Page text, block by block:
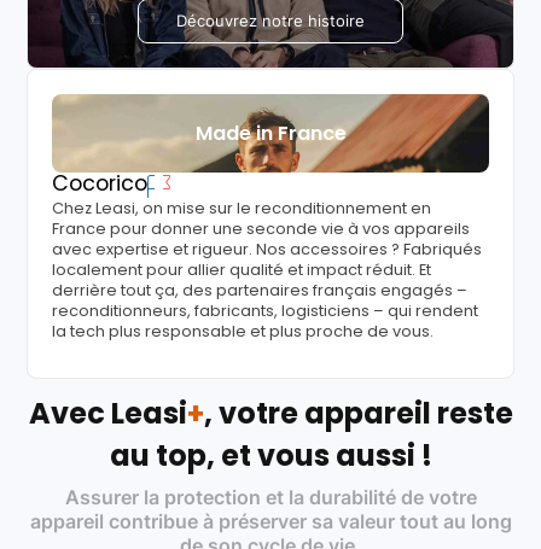
Découvrez notre histoire
Made in France
Cocorico
Chez Leasi, on mise sur le reconditionnement en
France pour donner une seconde vie à vos appareils
avec expertise et rigueur. Nos accessoires ? Fabriqués
localement pour allier qualité et impact réduit. Et
derrière tout ça, des partenaires français engagés –
reconditionneurs, fabricants, logisticiens – qui rendent
la tech plus responsable et plus proche de vous.
Avec Leasi+, votre appareil reste
au top, et vous aussi !
Assurer la protection et la durabilité de votre
appareil contribue à préserver sa valeur tout au long